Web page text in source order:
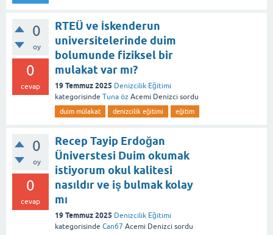
0
oy
0
cevap
RTEÜ ve İskenderun
universitelerinde duim
bolumunde fiziksel bir
mulakat var mı?
19 Temmuz 2025 Denizcilik Eğitimi
kategorisinde Tuna öz Acemi Denizci sordu
duim mülakat denizcilik eğitimi eğitim
0
oy
0
cevap
Recep Tayip Erdoğan
Üniverstesi Duim okumak
istiyorum okul kalitesi
nasıldır ve iş bulmak kolay
mı
19 Temmuz 2025 Denizcilik Eğitimi
kategorisinde Can67 Acemi Denizci sordu